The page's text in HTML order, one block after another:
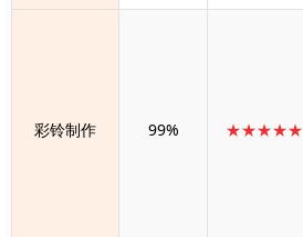
彩铃制作 99% ★★★★★